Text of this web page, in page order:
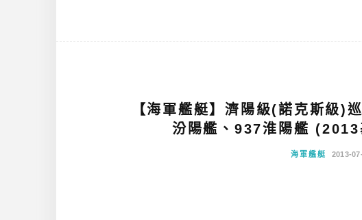
【海軍艦艇】濟陽級(諾克斯級)
汾陽艦、937淮陽艦
海軍艦艇 2013-